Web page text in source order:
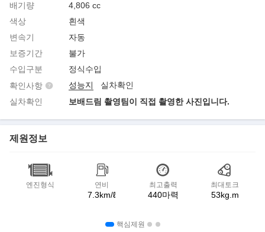
배기량
4,806 cc
색상
흰색
변속기
자동
보증기간
불가
수입구분
정식수입
확인사항
성능지
실차확인
실차확인
보배드림 촬영팀이 직접 촬영한 사진입니다.
제원정보
엔진형식 연비
7.3km/ℓ
최고출력
440마력
최대토크
53kg.m
핵심제원